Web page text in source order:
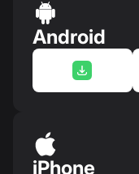
Android
iPhone